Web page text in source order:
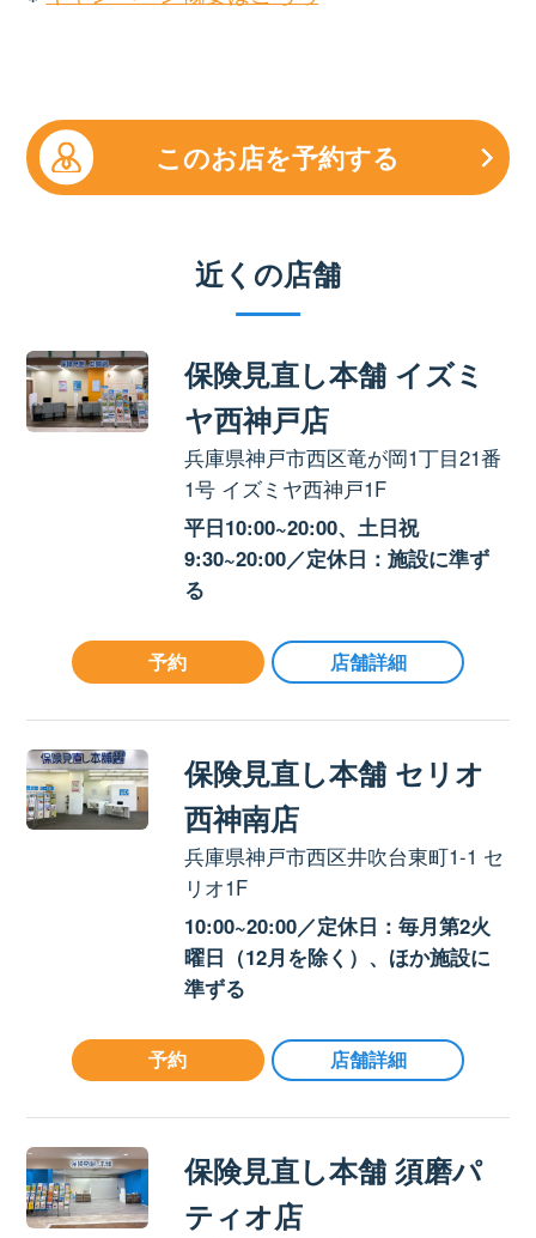
このお店を予約する
近くの店舗
保険見直し本舗 イズミ
ヤ西神戸店
兵庫県神戸市西区竜が岡1丁目21番
1号 イズミヤ西神戸1F
平日10:00~20:00、土日祝
9:30~20:00／定休日：施設に準ず
る
店舗詳細
予約
保険見直し本舗 セリオ
西神南店
兵庫県神戸市西区井吹台東町1-1 セ
リオ1F
10:00~20:00／定休日：毎月第2火
曜日（12月を除く）、ほか施設に
準ずる
店舗詳細
予約
保険見直し本舗 須磨パ
ティオ店